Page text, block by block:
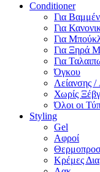
Conditioner
Για
Για
Για
Για Ξηρά
Για
Όγκου
Λείανσης
Χωρίς
Όλοι οι
Styling
Gel
Αφροί
Κρέμες